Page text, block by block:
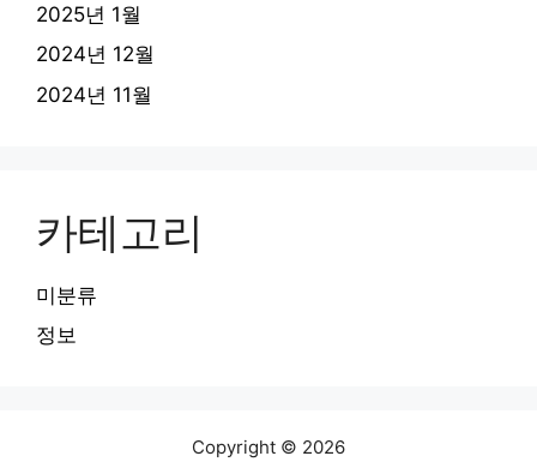
2025년 1월
2024년 12월
2024년 11월
카테고리
미분류
정보
Copyright © 2026